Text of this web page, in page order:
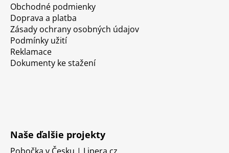
Obchodné podmienky
Doprava a platba
Zásady ochrany osobných údajov
Podmínky užití
Reklamace
Dokumenty ke stažení
Naše ďalšie projekty
Pobočka v Česku | Lipera.cz